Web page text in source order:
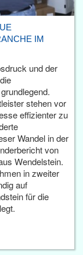
IM
und der
stehen vor
effizienter zu
Wandel in der
von
Wendelstein.
in zweiter
auf
für die